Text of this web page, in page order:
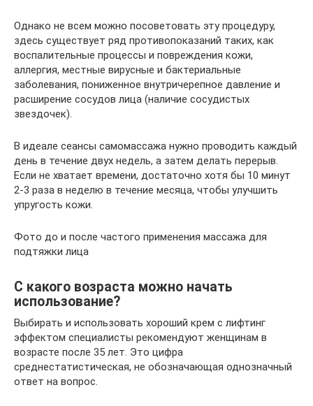
Однако не всем можно посоветовать эту процедуру,
здесь существует ряд противопоказаний таких, как
воспалительные процессы и повреждения кожи,
аллергия, местные вирусные и бактериальные
заболевания, пониженное внутричерепное давление и
расширение сосудов лица (наличие сосудистых
звездочек).
В идеале сеансы самомассажа нужно проводить каждый
день в течение двух недель, а затем делать перерыв.
Если не хватает времени, достаточно хотя бы 10 минут
2-3 раза в неделю в течение месяца, чтобы улучшить
упругость кожи.
Фото до и после частого применения массажа для
подтяжки лица
С какого возраста можно начать
использование?
Выбирать и использовать хороший крем с лифтинг
эффектом специалисты рекомендуют женщинам в
возрасте после 35 лет. Это цифра
среднестатистическая, не обозначающая однозначный
ответ на вопрос.